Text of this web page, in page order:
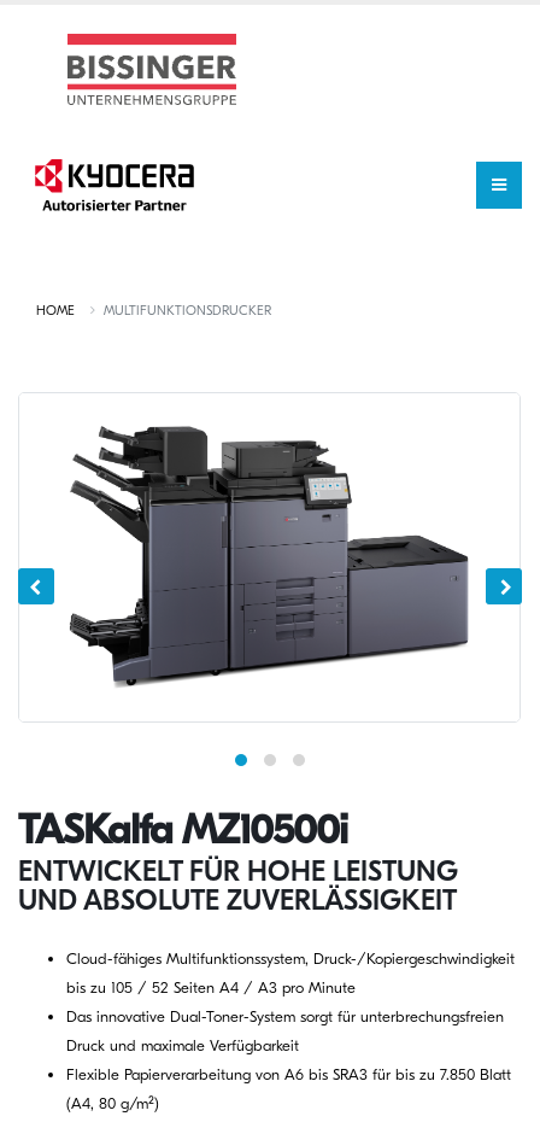
HOME MULTIFUNKTIONSDRUCKER
TASKalfa MZ10500i
ENTWICKELT FÜR HOHE LEISTUNG
UND ABSOLUTE ZUVERLÄSSIGKEIT
Cloud-fähiges Multifunktionssystem, Druck-/Kopiergeschwindigkeit
bis zu 105 / 52 Seiten A4 / A3 pro Minute
Das innovative Dual-Toner-System sorgt für unterbrechungsfreien
Druck und maximale Verfügbarkeit
Flexible Papierverarbeitung von A6 bis SRA3 für bis zu 7.850 Blatt
(A4, 80 g/m²)